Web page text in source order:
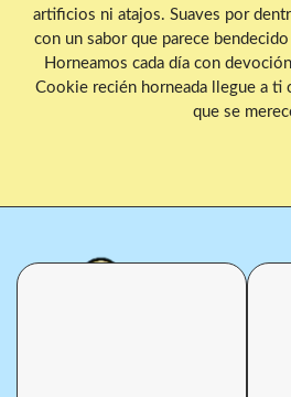
artificios ni atajos. Suaves por
con un sabor que parece
Horneamos cada día con
Cookie recién horneada llegue a ti
que se